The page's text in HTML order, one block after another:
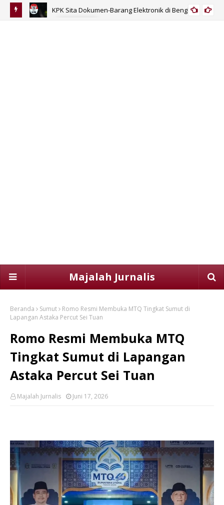
KPK Sita Dokumen-Barang Elektronik di Bengkulu
Majalah Jurnalis
Beranda Sumut
Romo Resmi Membuka MTQ Tingkat Sumut di
Lapangan Astaka Percut Sei Tuan
Romo Resmi Membuka MTQ
Tingkat Sumut di Lapangan
Astaka Percut Sei Tuan
Majalah Jurnalis Juni 17, 2026